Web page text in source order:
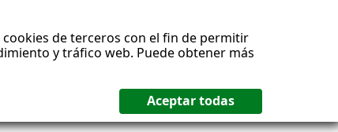
de terceros con el fin de permitir
y tráfico web. Puede obtener más